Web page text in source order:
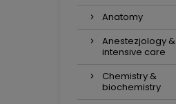
Anatomy
Anestezjology &
intensive care
Chemistry &
biochemistry